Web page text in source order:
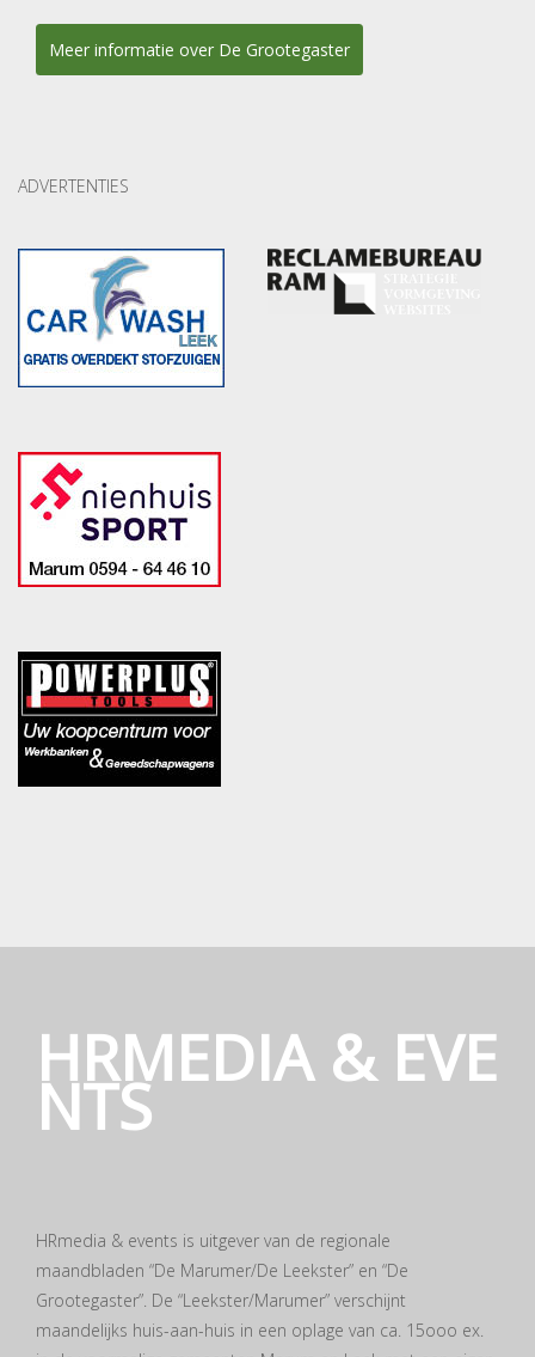
Meer informatie over De Grootegaster
ADVERTENTIES
HRMEDIA & EVE
NTS
HRmedia & events is uitgever van de regionale
maandbladen “De Marumer/De Leekster” en “De
Grootegaster”. De “Leekster/Marumer” verschijnt
maandelijks huis-aan-huis in een oplage van ca. 15ooo ex.